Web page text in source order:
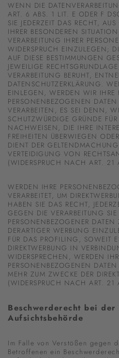
WENN DIE
ART. 6 ABS. 1 LIT. E ODER F
SIE JEDERZEIT DAS RECHT,
IHRER BESONDEREN
VERARBEITUNG IHRER
WIDERSPRUCH EINZULEGEN;
AUF DIESE BESTIMMUNGEN
JEWEILIGE
VERARBEITUNG BERUHT,
DATENSCHUTZERKLÄRUNG.
EINLEGEN, WERDEN WIR IHRE
PERSONENBEZOGENEN
VERARBEITEN, ES SEI DENN,
SCHUTZWÜRDIGE GRÜNDE
NACHWEISEN, DIE IHRE
FREIHEITEN ÜBERWIEGEN
DIENT DER
VERTEIDIGUNG VON
(WIDERSPRUCH NACH ART. 21
WERDEN IHRE
VERARBEITET, UM
HABEN SIE DAS RECHT,
GEGEN DIE VERARBEITUNG SIE
PERSONENBEZOGENER DATEN
DERARTIGER WERBUNG
FÜR DAS PROFILING, SOWEIT
DIREKTWERBUNG IN
WIDERSPRECHEN, WERDEN
PERSONENBEZOGENEN
MEHR ZUM ZWECKE DER
(WIDERSPRUCH NACH ART. 21
Beschwerde­recht bei der
Aufsichts­behörde
Im Falle von Verstößen gegen
Betroffenen ein